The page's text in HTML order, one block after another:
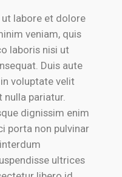
labore et dolore
veniam, quis
laboris nisi ut
Duis aute
voluptate velit
pariatur.
dignissim enim
porta non pulvinar
ultrices